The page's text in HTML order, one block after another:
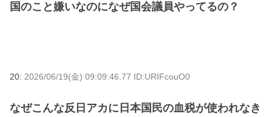
国のこと嫌いなのになぜ国会議員やってるの？
20: 2026/06/19(金) 09:09:46.77 ID:URIFcouO0
なぜこんな反日アカに日本国民の血税が使われなき